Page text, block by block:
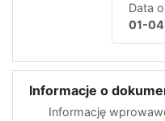
Data
01-04
Informacje o
Informację